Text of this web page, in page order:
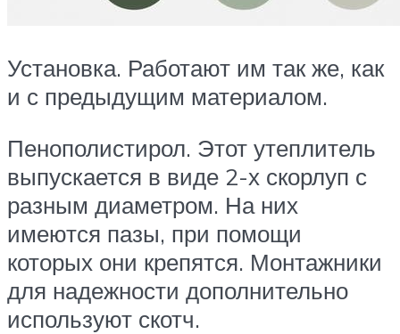
Установка. Работают им так же, как
и с предыдущим материалом.
Пенополистирол. Этот утеплитель
выпускается в виде 2-х скорлуп с
разным диаметром. На них
имеются пазы, при помощи
которых они крепятся. Монтажники
для надежности дополнительно
используют скотч.